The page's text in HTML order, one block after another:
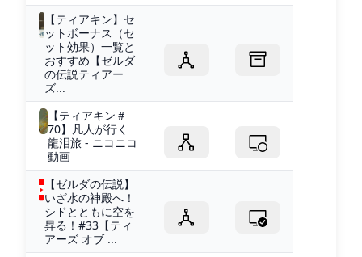
【ティアキン】セ
ットボーナス（セ
ット効果）一覧と
おすすめ【ゼルダ
の伝説ティアー
ズ...
【ティアキン＃
70】凡人が行く
龍泪旅 - ニコニコ
動画
【ゼルダの伝説】
いざ水の神殿へ！
シドとともに空を
昇る！#33【ティ
アーズ オブ ...